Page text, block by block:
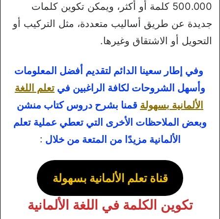
500.000 كلمة أو أكثر، ويمكن تكوين كلمات
جديدة عن طريق أساليب متعددة، مثل التركيب أو
التحويل أو الاشتقاق وغيرها.
وفي إطار سعينا الدائم لتقديم أفضل المعلومات
وأسهل الشروحات لكافة الراغبين في تعلم اللغة
الألمانية بسهولة قمنا بشرح دروس كتاب منشن
وبعض الملاحظات الأخرى التي تعطي عملية تعلم
الألمانية مزيدًا من المتعة من خلال :
قناة تعلم الألمانية بسهولة
تكوين الكلمة في اللغة الألمانية